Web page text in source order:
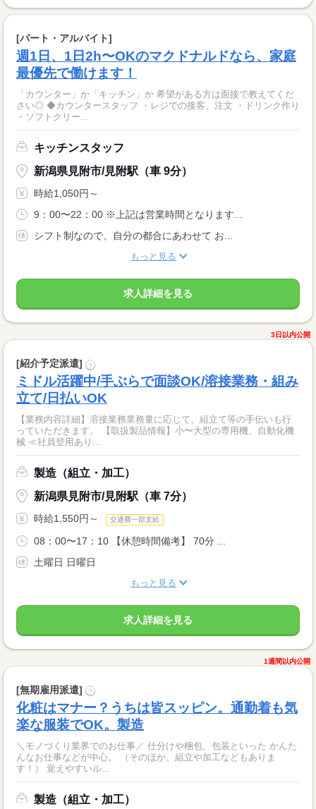
[パート・アルバイト]
週1日、1日2h〜OKのマクドナルドなら、家庭
最優先で働けます！
「カウンター」か「キッチン」か 希望がある方は面接で教えてくだ
さい◎ ◆カウンタースタッフ ・レジでの接客、注文 ・ドリンク作り
・ソフトクリー...
キッチンスタッフ
新潟県見附市/見附駅（車 9分）
時給1,050円～
9：00〜22：00 ※上記は営業時間となります...
シフト制なので、自分の都合にあわせて お...
もっと見る
求人詳細を見る
3日以内公開
[紹介予定派遣] ?
ミドル活躍中/手ぶらで面談OK/溶接業務・組み
立て/日払いOK
【業務内容詳細】溶接業務業務量に応じて、組立て等の手伝いも行
っていただきます。 【取扱製品情報】小〜大型の専用機、自動化機
械 ≪社員登用あり...
製造（組立・加工）
新潟県見附市/見附駅（車 7分）
時給1,550円～ 交通費一部支給
08：00〜17：10 【休憩時間備考】 70分 ...
土曜日 日曜日
もっと見る
求人詳細を見る
1週間以内公開
[無期雇用派遣] ?
化粧はマナー？うちは皆スッピン。通勤着も気
楽な服装でOK。製造
＼モノづくり業界でのお仕事／ 仕分けや梱包、包装といった かんた
んなお仕事などが中心。 （そのほか、組立や加工などもありま
す！） 覚えやすいル...
製造（組立・加工）